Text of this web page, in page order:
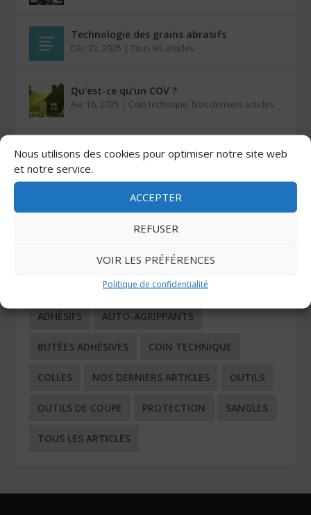
Nous utilisons des cookies pour optimiser notre site web
et notre service.
ACCEPTER
REFUSER
VOIR LES PRÉFÉRENCES
Politique de confidentialité
Technologie des grains abrasifs
Déc 22, 2025 |Tous les articles
Qu’est-ce qu’un COV ?
Avr 16, 2025 | Coin technique, Nos derniers articles
Mar 26, 2025|Auto-agrippants
Les colles Stratogrip X15 et X25
Jan 27, 2025|Colles
ADHÉSIFS AUTO-AGRIPPANTS
BUTÉES ADHÉSIVES COIN TECHNIQUE
COLLES NOS DERNIERS ARTICLES OUTILS
OUTILS DE COUPE PROTECTION SANGLES
TOUS LES ARTICLES